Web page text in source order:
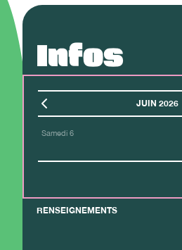
Infos
JUIN 2026
Samedi 6
RENSEIGNEMENTS